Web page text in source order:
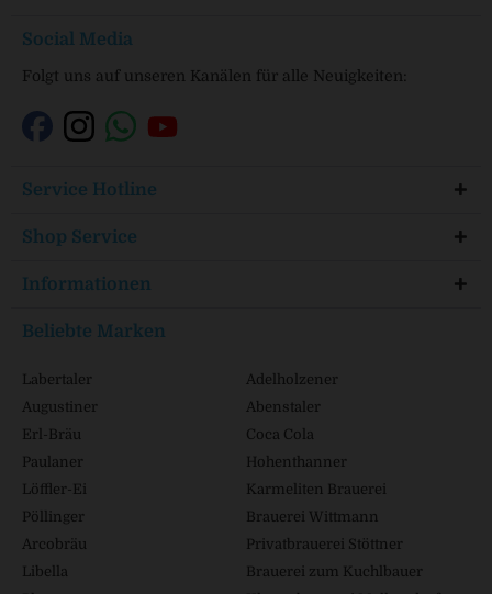
Social Media
Folgt uns auf unseren Kanälen für alle Neuigkeiten:
Service Hotline
Shop Service
Informationen
Beliebte Marken
Labertaler
Adelholzener
Augustiner
Abenstaler
Erl-Bräu
Coca Cola
Paulaner
Hohenthanner
Löffler-Ei
Karmeliten Brauerei
Pöllinger
Brauerei Wittmann
Arcobräu
Privatbrauerei Stöttner
Libella
Brauerei zum Kuchlbauer